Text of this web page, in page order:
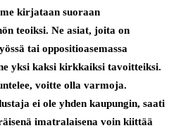
kirjataan suoraan
teoiksi. Ne asiat, joita on
tai oppositioasemassa
yksi kaksi kirkkaiksi tavoitteiksi.
voitte olla varmoja.
ei ole yhden kaupungin, saati
imatralaisena voin kiittää